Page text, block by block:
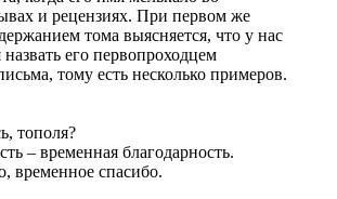
и рецензиях. При первом же
тома выясняется, что у нас
назвать его первопроходцем
тому есть несколько примеров.
тополя?
– временная благодарность.
временное спасибо.